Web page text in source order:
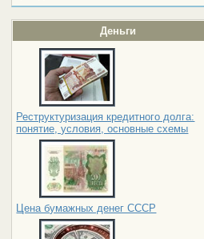
Деньги
Реструктуризация кредитного долга:
понятие, условия, основные схемы
Цена бумажных денег СССР